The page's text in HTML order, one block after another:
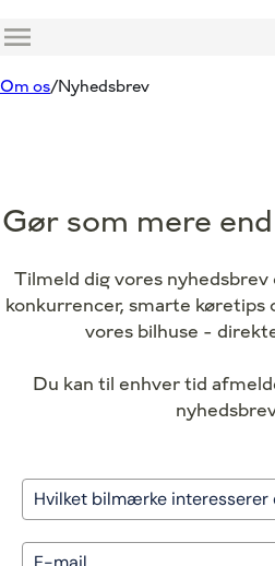
Menu
Om os Nyhedsbrev
Gør som mere
Tilmeld dig vores
konkurrencer, smarte køretips
vores bilhuse -
Du kan til enhver tid